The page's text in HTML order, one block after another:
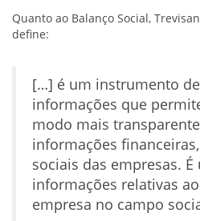
Quanto ao Balanço Social,
define:
[…] é um instrumento
informações que
modo mais
informações
sociais das empresas.
informações relativas
empresa no campo